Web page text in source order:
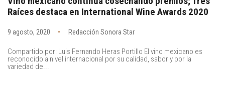
Raíces destaca en International Wine Awards 2020
9 agosto, 2020 Redacción Sonora Star
Compartido por: Luis Fernando Heras Portillo El vino mexicano es
reconocido a nivel internacional por su calidad, sabor y por la
variedad de...